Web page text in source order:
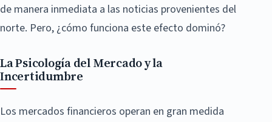
de manera inmediata a las noticias provenientes del
norte. Pero, ¿cómo funciona este efecto dominó?
La Psicología del Mercado y la
Incertidumbre
Los mercados financieros operan en gran medida